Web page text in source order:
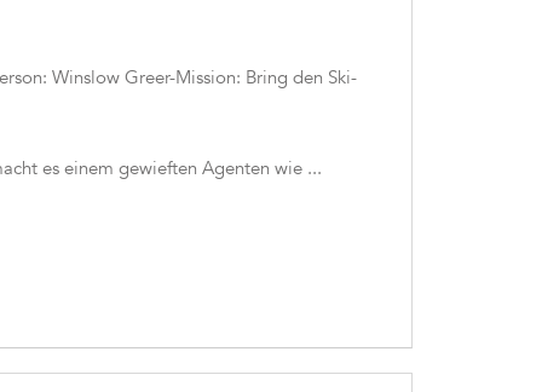
Winslow Greer-Mission: Bring den Ski-
es einem gewieften Agenten wie ...